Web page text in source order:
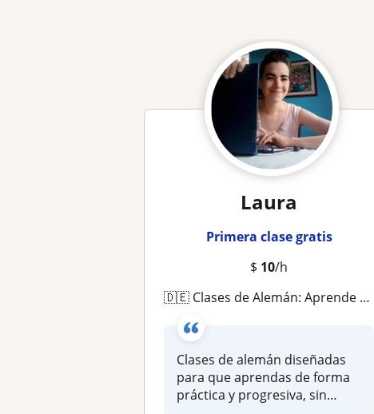
Laura
Primera clase gratis
$ 10/h
🇩🇪 Clases de Alemán: Aprende y Habla Ya 🇩🇪
Clases de alemán diseñadas
para que aprendas de forma
práctica y progresiva, sin